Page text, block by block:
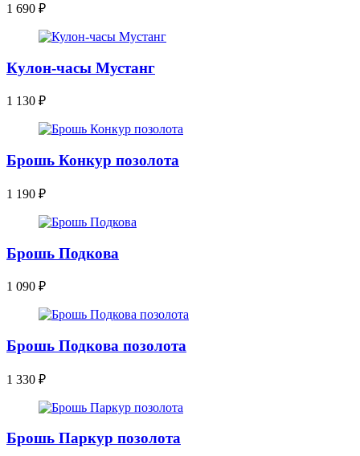
1 690 ₽
Кулон-часы Мустанг
1 130 ₽
Брошь Конкур позолота
1 190 ₽
Брошь Подкова
1 090 ₽
Брошь Подкова позолота
1 330 ₽
Брошь Паркур позолота